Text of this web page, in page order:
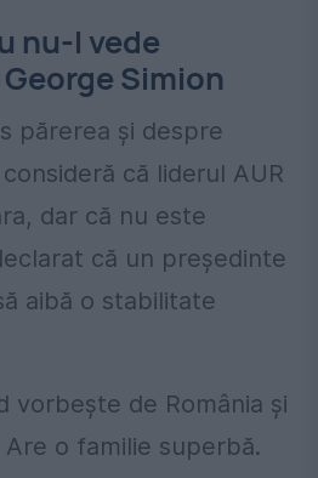
nu-l vede
Simion
părerea și despre
că liderul AUR
dar că nu este
că un președinte
aibă o stabilitate
vorbește de România și
o familie superbă.